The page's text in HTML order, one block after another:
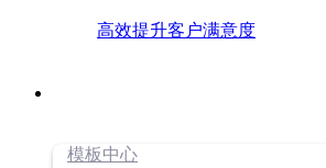
高效提升客户满意度
模板中心